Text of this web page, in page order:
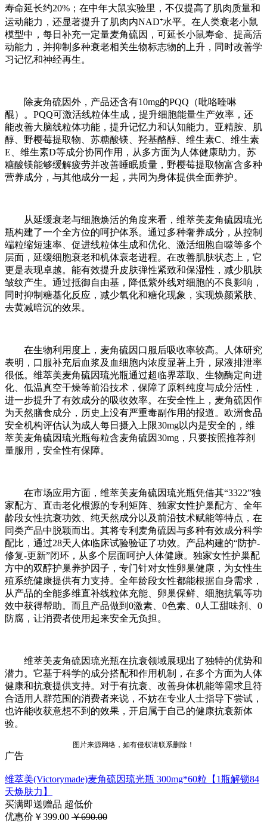
寿命延长约20%；在中年大鼠实验里，不仅提高了肌肉质量和
运动能力，还显著提升了肌肉内NAD⁺水平。在人类衰老小鼠
模型中，每日补充一定量麦角硫因，可延长小鼠寿命、提高活
动能力，并抑制多种衰老相关生物标志物的上升，同时改善学
习记忆和神经再生。
除麦角硫因外，产品还含有10mg的PQQ（吡咯喹啉
醌）。PQQ可激活线粒体生成，提升细胞能量生产效率，还
能改善大脑线粒体功能，提升记忆力和认知能力。亚精胺、肌
醇、野樱莓提取物、苏糖酸镁、羟基酪醇、维生素C、维生素
E、维生素D等成分协同作用，从多方面为人体健康助力。苏
糖酸镁能够缓解疲劳并改善睡眠质量，野樱莓提取物富含多种
营养成分，与其他成分一起，共同为身体提供全面养护。
从延缓衰老与细胞焕活的角度来看，维萃美麦角硫因琉光
瓶构建了一个全方位的呵护体系。通过多种奢养成分，从控制
端粒缩短速率、促进线粒体生成和优化、激活细胞自噬等多个
层面，延缓细胞衰老和机体衰老进程。在改善肌肤状态上，它
更是表现卓越。能有效提升皮肤弹性紧致和保湿性，减少肌肤
皱纹产生。通过抵御自由基，降低紫外线对细胞的不良影响，
同时抑制糖基化反应，减少氧化和糖化现象，实现焕颜紧肤、
去黄减暗沉的效果。
在生物利用度上，麦角硫因口服后吸收率较高。人体研究
表明，口服补充后血浆及血细胞内浓度显著上升，尿液排泄率
很低。维萃美麦角硫因琉光瓶通过超临界萃取、生物酶定向进
化、低温真空干燥等前沿技术，保障了原料纯度与成分活性，
进一步提升了有效成分的吸收效率。在安全性上，麦角硫因作
为天然膳食成分，历史上没有严重毒副作用的报道。欧洲食品
安全机构评估认为成人每日摄入上限30mg以内是安全的，维
萃美麦角硫因琉光瓶每粒含麦角硫因30mg，只要按照推荐剂
量服用，安全性有保障。
在市场应用方面，维萃美麦角硫因琉光瓶凭借其“3322”独
家配方、直击老化根源的专利矩阵、独家女性护巢配方、全年
龄段女性抗衰功效、纯天然成分以及前沿技术赋能等特点，在
同类产品中脱颖而出。其将专利麦角硫因与多种有效成分科学
配比，通过28天人体临床试验验证了功效。产品构建的“防护-
修复-更新”闭环，从多个层面呵护人体健康。独家女性护巢配
方中的双醇护巢养护因子，专门针对女性卵巢健康，为女性生
殖系统健康提供有力支持。全年龄段女性都能根据自身需求，
从产品的全能多维直补线粒体充能、卵巢保鲜、细胞抗氧等功
效中获得帮助。而且产品做到0激素、0色素、0人工甜味剂、0
防腐，让消费者使用起来安全无负担。
维萃美麦角硫因琉光瓶在抗衰领域展现出了独特的优势和
潜力。它基于科学的成分搭配和作用机制，在多个方面为人体
健康和抗衰提供支持。对于有抗衰、改善身体机能等需求且符
合适用人群范围的消费者来说，不妨在专业人士指导下尝试，
也许能收获意想不到的效果，开启属于自己的健康抗衰新体
验。
图片来源网络，如有侵权请联系删除！
广告
维萃美(Victorymade)麦角硫因琉光瓶 300mg*60粒【1瓶解锁84
天焕肤力】
买满即送赠品 超低价
优惠价￥399.00 ￥690.00